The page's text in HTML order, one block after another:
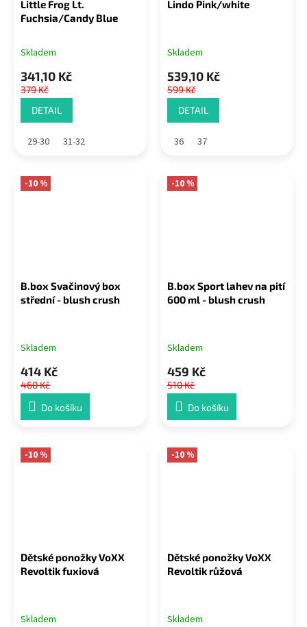
Little Frog Lt.
Fuchsia/Candy Blue
Skladem
341,10 Kč
379 Kč
DETAIL
29-30 31-32
Lindo Pink/white
Skladem
539,10 Kč
599 Kč
DETAIL
36 37
-10 %
B.box Svačinový box
střední - blush crush
Skladem
414 Kč
460 Kč
Do košíku
-10 %
B.box Sport lahev na pití
600 ml - blush crush
Skladem
459 Kč
510 Kč
Do košíku
-10 %
Dětské ponožky VoXX
Revoltik fuxiová
Skladem
-10 %
Dětské ponožky VoXX
Revoltik růžová
Skladem